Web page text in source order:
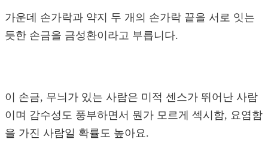
가운데 손가락과 약지 두 개의 손가락 끝을 서로 잇는
듯한 손금을 금성환이라고 부릅니다.
이 손금, 무늬가 있는 사람은 미적 센스가 뛰어난 사람
이며 감수성도 풍부하면서 뭔가 모르게 섹시함, 요염함
을 가진 사람일 확률도 높아요.